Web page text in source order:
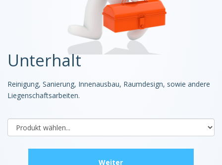
Unterhalt
Reinigung, Sanierung, Innenausbau, Raumdesign, sowie andere
Liegenschaftsarbeiten.